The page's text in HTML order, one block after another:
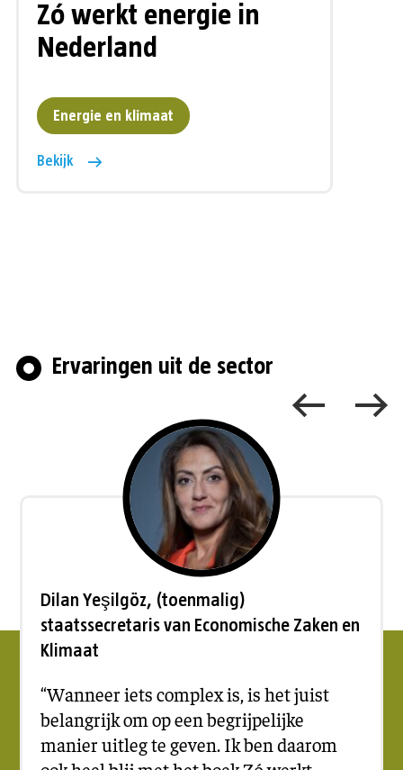
Zó werkt energie in
Nederland
Energie en klimaat
Bekijk
Ervaringen uit de sector
Dilan Yeşilgöz, (toenmalig)
staatssecretaris van Economische Zaken en
Klimaat
“Wanneer iets complex is, is het juist
belangrijk om op een begrijpelijke
manier uitleg te geven. Ik ben daarom